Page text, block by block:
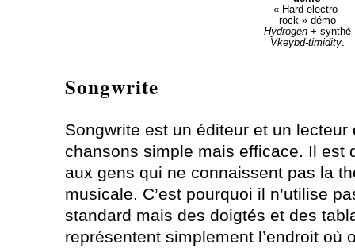
« Hard-electro-
rock » démo
Hydrogen+ synthé
Vkeybd-timidity.
Songwrite
Songwrite est un éditeur et un lecteur
chansons simple mais efficace. Il est
aux gens qui ne connaissent pas la
musicale. C’est pourquoi il n’utilise
standard mais des doigtés et des
représentent simplement l’endroit où